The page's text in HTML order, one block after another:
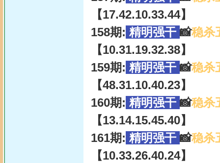
【17.42.10.33.44】
158期: 精明强干 📸稳杀
【10.31.19.32.38】
159期: 精明强干 📸稳杀
【48.31.10.40.23】
160期: 精明强干 📸稳杀
【13.14.15.45.40】
161期: 精明强干 📸稳杀
【10.33.26.40.24】